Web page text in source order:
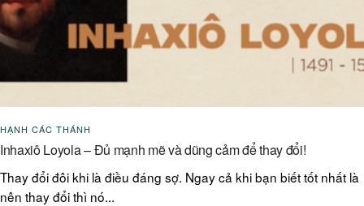
HẠNH CÁC THÁNH
Inhaxiô Loyola – Đủ mạnh mẽ và dũng cảm để thay đổi!
Thay đổi đôi khi là điều đáng sợ. Ngay cả khi bạn biết tốt nhất là
nên thay đổi thì nó...